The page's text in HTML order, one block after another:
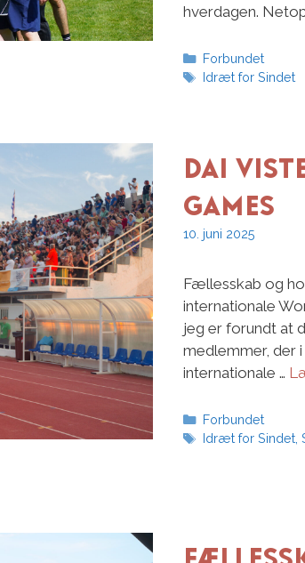
hverdagen.
Kategorier
Forbundet
Tags
Idræt for Sindet
DAI
Games
10. juni 2025
Fællesskab og
internationale
jeg er forundt at
medlemmer, der
internationale …
Kategorier
Forbundet
Tags
Idræt for Sindet,